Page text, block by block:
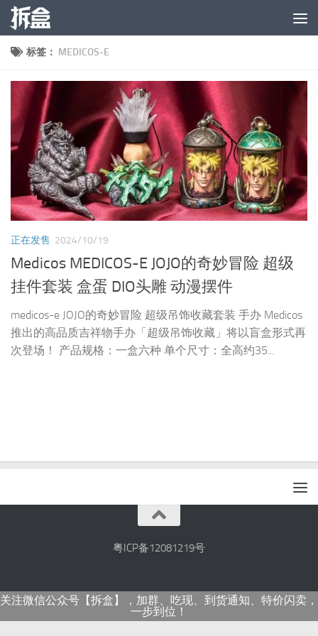
跳至内容
标签： MEDICOS-E
正在发售 2024/10/19
Medicos MEDICOS-E JOJO的奇妙冒险 超级
挂件套装 盒蛋 DIO头雕 动漫摆件
medicos-e JOJO的奇妙冒险 超级吊饰收藏套装 手办 Medicos
推出的高品质吉祥物手办「超级吊饰收藏」将以盲盒形式再
次登场！ 产品规格：一盒六种 单个尺寸：全高约35...
粤ICP备12081219号
关注微信公众号【拆盒】，加群、吃现、到货通知、特价闪卖，
一步到位！